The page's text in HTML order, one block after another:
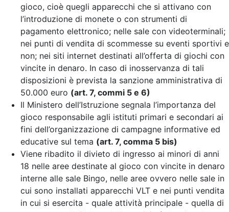
gioco, cioè quegli apparecchi che si attivano con
l’introduzione di monete o con strumenti di
pagamento elettronico; nelle sale con videoterminali;
nei punti di vendita di scommesse su eventi sportivi e
non; nei siti internet destinati all’offerta di giochi con
vincite in denaro. In caso di inosservanza di tali
disposizioni è prevista la sanzione amministrativa di
50.000 euro (art. 7, commi 5 e 6)
Il Ministero dell’Istruzione segnala l’importanza del
gioco responsabile agli istituti primari e secondari ai
fini dell’organizzazione di campagne informative ed
educative sul tema (art. 7, comma 5 bis)
Viene ribadito il divieto di ingresso ai minori di anni
18 nelle aree destinate al gioco con vincite in denaro
interne alle sale Bingo, nelle aree ovvero nelle sale in
cui sono installati apparecchi VLT e nei punti vendita
in cui si esercita - quale attività principale - quella di